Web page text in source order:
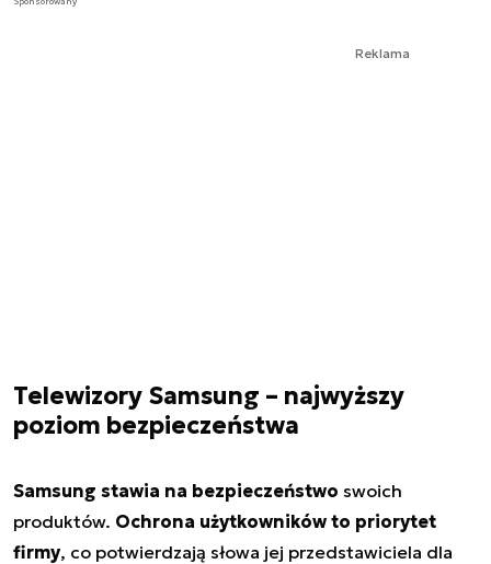
Reklama
Telewizory Samsung – najwyższy
poziom bezpieczeństwa
Samsung stawia na bezpieczeństwo swoich
produktów. Ochrona użytkowników to priorytet
firmy, co potwierdzają słowa jej przedstawiciela dla